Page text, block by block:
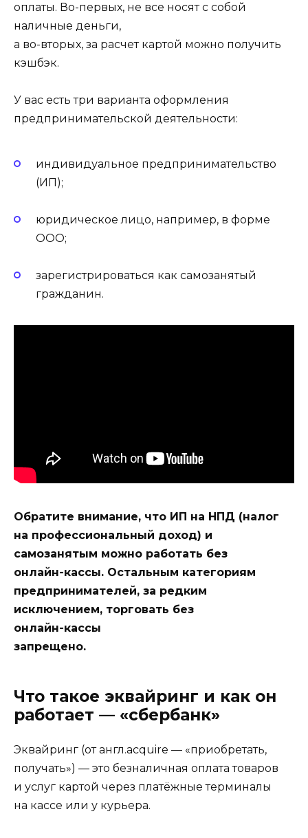
оплаты. Во-первых, не все носят с собой
наличные деньги,
а во-вторых, за расчет картой можно получить
кэшбэк.
У вас есть три варианта оформления
предпринимательской деятельности:
индивидуальное предпринимательство
(ИП);
юридическое лицо, например, в форме
ООО;
зарегистрироваться как самозанятый
гражданин.
Обратите внимание, что ИП на НПД (налог
на профессиональный доход) и
самозанятым можно работать без
онлайн-кассы. Остальным категориям
предпринимателей, за редким
исключением, торговать без
онлайн-кассы
запрещено.
Что такое эквайринг и как он
работает — «сбербанк»
Эквайринг (отангл.acquire — «приобретать,
получать») — это безналичная оплата товаров
и услуг картой через платёжные терминалы
на кассе или у курьера.